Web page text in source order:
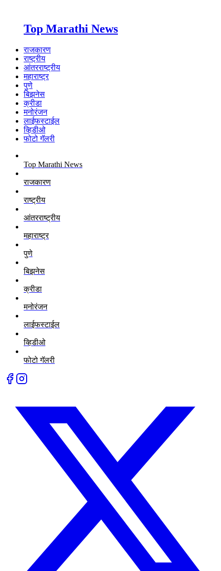
Top Marathi News
राजकारण
राष्ट्रीय
आंतरराष्ट्रीय
महाराष्ट्र
पुणे
बिझनेस
क्रीडा
मनोरंजन
लाईफस्टाईल
व्हिडीओ
फोटो गॅलरी
Top Marathi News
राजकारण
राष्ट्रीय
आंतरराष्ट्रीय
महाराष्ट्र
पुणे
बिझनेस
क्रीडा
मनोरंजन
लाईफस्टाईल
व्हिडीओ
फोटो गॅलरी